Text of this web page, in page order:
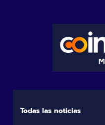
Todas las noticias